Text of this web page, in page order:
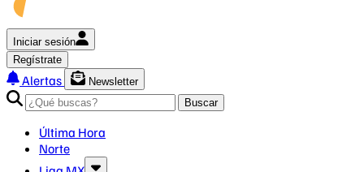
Iniciar sesión
Regístrate
Alertas
Newsletter
Buscar
Última Hora
Norte